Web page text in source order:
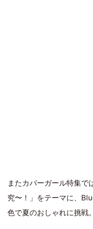
またカバーガール特集
究〜！」をテーマに、
色で夏のおしゃれに挑戦。